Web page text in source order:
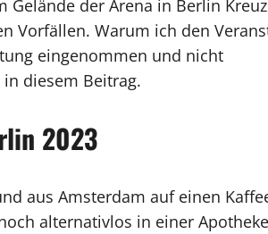
der Arena in Berlin
Vorfällen. Warum ich den
eingenommen und nicht
diesem Beitrag.
2023
aus Amsterdam auf einen
alternativlos in einer